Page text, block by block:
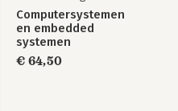
15. Meetkunde in de ruimte
Deel 6: Functies
16. Functies en grafieken
17. Goniometrie
Computersystemen
en embedded
systemen
€ 64,50